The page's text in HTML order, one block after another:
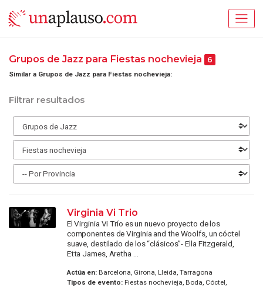
Grupos de Jazz para Fiestas nochevieja 6
Similar a Grupos de Jazz para Fiestas nochevieja:
Filtrar resultados
Virginia Vi Trio
El Virginia Vi Trío es un nuevo proyecto de los
componentes de Virginia and the Woolfs, un cóctel
suave, destilado de los “clásicos”- Ella Fitzgerald,
Etta James, Aretha ...
Actúa en:Barcelona, Girona, Lleida, Tarragona
Tipos de evento:Fiestas nochevieja, Boda, Cóctel,